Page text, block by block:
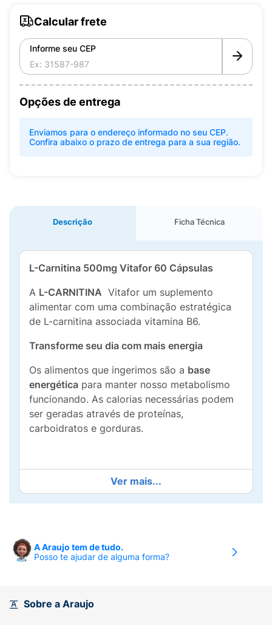
Calcular frete
Informe seu CEP
Opções de entrega
Enviamos para o endereço informado no seu CEP.
Confira abaixo o prazo de entrega para a sua região.
Descrição Ficha Técnica
L-Carnitina 500mg Vitafor 60 Cápsulas
A L-CARNITINA Vitafor um suplemento
alimentar com uma combinação estratégica
de L-carnitina associada vitamina B6.
Transforme seu dia com mais energia
Os alimentos que ingerimos são a base
energética para manter nosso metabolismo
funcionando. As calorias necessárias podem
ser geradas através de proteínas,
carboidratos e gorduras.
Cada grama de proteína e carboidrato gera o
equivalente a 4 calorias, enquantoum grama
de gordura fornece 9 calorias. O grupo dos
alimentação.
consumido e o que é gasto. As calorias
Ver mais...
A Araujo tem de tudo.
Posso te ajudar de alguma forma?
Sobre a Araujo